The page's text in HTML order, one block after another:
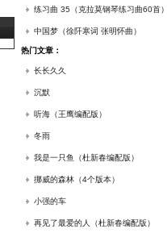
练习曲 35（克拉莫钢琴练习曲60首）
中国梦（徐阡寒词 张明怀曲）
热门文章：
长长久久
沉默
听海（王鹰编配版）
冬雨
我是一只鱼（杜新春编配版）
挪威的森林（4个版本）
小强的车
再见了最爱的人（杜新春编配版）